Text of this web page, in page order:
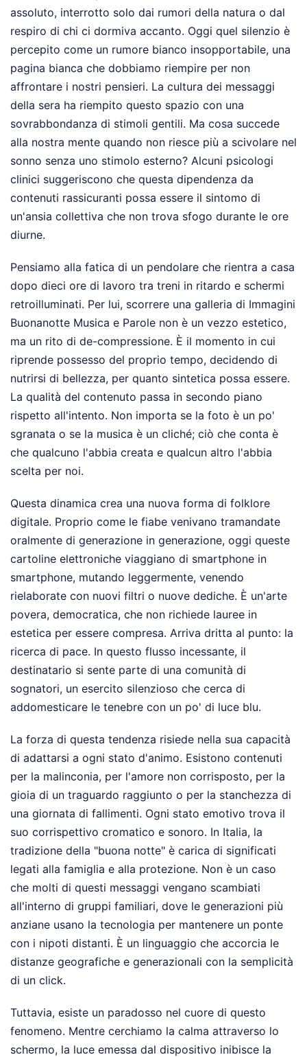
assoluto, interrotto solo dai rumori della natura o dal
respiro di chi ci dormiva accanto. Oggi quel silenzio è
percepito come un rumore bianco insopportabile, una
pagina bianca che dobbiamo riempire per non
affrontare i nostri pensieri. La cultura dei messaggi
della sera ha riempito questo spazio con una
sovrabbondanza di stimoli gentili. Ma cosa succede
alla nostra mente quando non riesce più a scivolare nel
sonno senza uno stimolo esterno? Alcuni psicologi
clinici suggeriscono che questa dipendenza da
contenuti rassicuranti possa essere il sintomo di
un'ansia collettiva che non trova sfogo durante le ore
diurne.
Pensiamo alla fatica di un pendolare che rientra a casa
dopo dieci ore di lavoro tra treni in ritardo e schermi
retroilluminati. Per lui, scorrere una galleria di Immagini
Buonanotte Musica e Parole non è un vezzo estetico,
ma un rito di de-compressione. È il momento in cui
riprende possesso del proprio tempo, decidendo di
nutrirsi di bellezza, per quanto sintetica possa essere.
La qualità del contenuto passa in secondo piano
rispetto all'intento. Non importa se la foto è un po'
sgranata o se la musica è un cliché; ciò che conta è
che qualcuno l'abbia creata e qualcun altro l'abbia
scelta per noi.
Questa dinamica crea una nuova forma di folklore
digitale. Proprio come le fiabe venivano tramandate
oralmente di generazione in generazione, oggi queste
cartoline elettroniche viaggiano di smartphone in
smartphone, mutando leggermente, venendo
rielaborate con nuovi filtri o nuove dediche. È un'arte
povera, democratica, che non richiede lauree in
estetica per essere compresa. Arriva dritta al punto: la
ricerca di pace. In questo flusso incessante, il
destinatario si sente parte di una comunità di
sognatori, un esercito silenzioso che cerca di
addomesticare le tenebre con un po' di luce blu.
La forza di questa tendenza risiede nella sua capacità
di adattarsi a ogni stato d'animo. Esistono contenuti
per la malinconia, per l'amore non corrisposto, per la
gioia di un traguardo raggiunto o per la stanchezza di
una giornata di fallimenti. Ogni stato emotivo trova il
suo corrispettivo cromatico e sonoro. In Italia, la
tradizione della "buona notte" è carica di significati
legati alla famiglia e alla protezione. Non è un caso
che molti di questi messaggi vengano scambiati
all'interno di gruppi familiari, dove le generazioni più
anziane usano la tecnologia per mantenere un ponte
con i nipoti distanti. È un linguaggio che accorcia le
distanze geografiche e generazionali con la semplicità
di un click.
Tuttavia, esiste un paradosso nel cuore di questo
fenomeno. Mentre cerchiamo la calma attraverso lo
schermo, la luce emessa dal dispositivo inibisce la